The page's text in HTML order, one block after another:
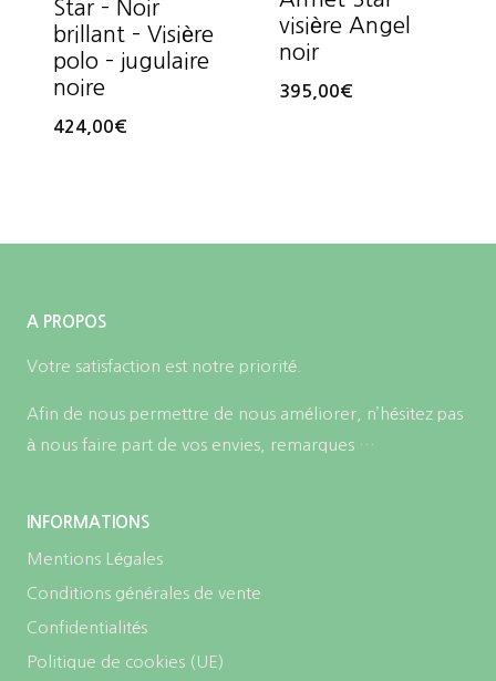
Star – Noir
brillant – Visière
polo – jugulaire
noire
424,00€
visière Angel
noir
395,00€
A PROPOS
Votre satisfaction est notre priorité.
Afin de nous permettre de nous améliorer, n’hésitez pas
à nous faire part de vos envies, remarques …
INFORMATIONS
Mentions Légales
Conditions générales de vente
Confidentialités
Politique de cookies (UE)